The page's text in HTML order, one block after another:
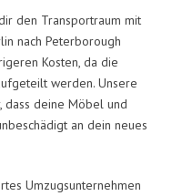
den Transportraum mit
nach Peterborough
Kosten, da die
werden. Unsere
deine Möbel und
an dein neues
Umzugsunternehmen